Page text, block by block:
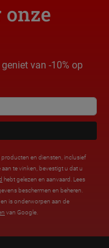
van -10% op
en diensten, inclusief
te vinken, bevestigt u dat u
hebt gelezen en aanvaard. Lees
beschermen en beheren.
is onderworpen aan de
van Google.